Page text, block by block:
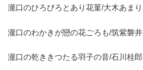
瀧口のひろびろとあり花菫/大木あまり
瀧口のわかきが戀の花ごろも/筑紫磐井
瀧口の乾ききつたる羽子の音/石川桂郎